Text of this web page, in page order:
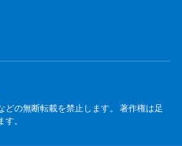
の無断転載を禁止します。 著作権は足
。